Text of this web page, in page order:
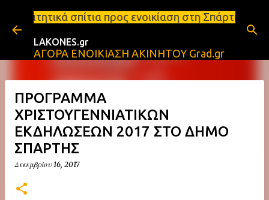
Μετάβαση στο κύριο περιεχόμενο
προς ενοικίαση στη Σπάρτη Ενοικιάσεις
LAKONES.gr
ΑΓΟΡΑ ΕΝΟΙΚΙΑΣΗ ΑΚΙΝΗΤΟΥ Grad.gr
ΠΡΟΓΡΑΜΜΑ
ΧΡΙΣΤΟΥΓΕΝΝΙΑΤΙΚΩΝ
ΕΚΔΗΛΩΣΕΩΝ 2017 ΣΤΟ ΔΗΜΟ
ΣΠΑΡΤΗΣ
Δεκεμβρίου 16, 2017